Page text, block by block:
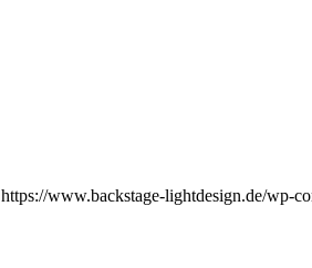
https://www.backstage-lightdesign.de/wp-